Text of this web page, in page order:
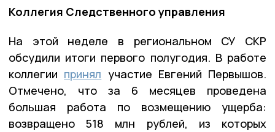
Коллегия Следственного управления
На этой неделе в региональном СУ СКР
обсудили итоги первого полугодия. В работе
коллегии принял участие Евгений Первышов.
Отмечено, что за 6 месяцев проведена
большая работа по возмещению ущерба:
возвращено 518 млн рублей, из которых